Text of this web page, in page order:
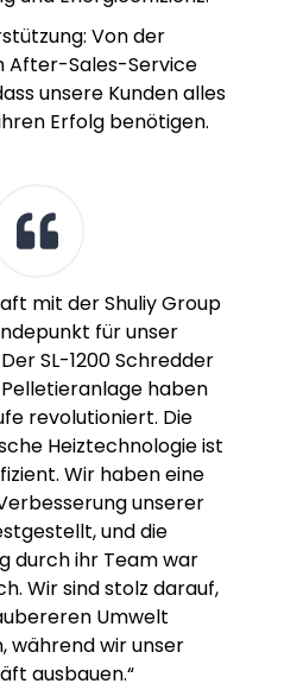
Von der
After-Sales-Service
unsere Kunden alles
Erfolg benötigen.
mit der Shuliy Group
für unser
SL-1200 Schredder
Pelletieranlage haben
revolutioniert. Die
Heiztechnologie ist
Wir haben eine
unserer
und die
durch ihr Team war
Wir sind stolz darauf,
Umwelt
während wir unser
ausbauen.“